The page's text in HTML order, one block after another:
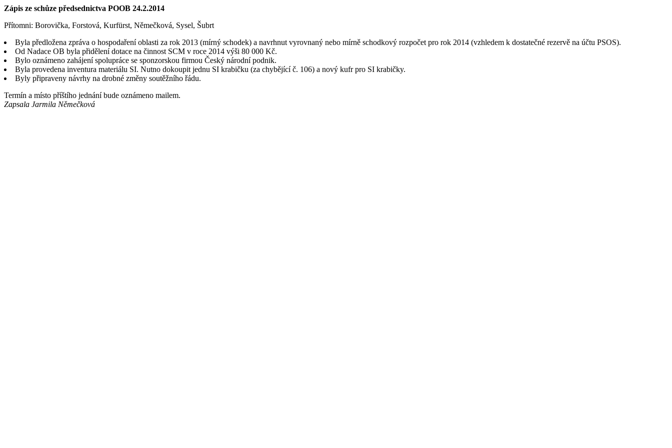
Zápis ze schůze předsednictva POOB 24.2.2014
Přítomni: Borovička, Forstová, Kurfürst, Němečková, Sysel, Šubrt
Byla předložena zpráva o hospodaření oblasti za rok 2013 (mírný schodek) a navrhnut vyrovnaný nebo mírně schodkový rozpočet pro rok 2014 (vzhledem k dostatečné rezervě na účtu PSOS).
Od Nadace OB byla přidělení dotace na činnost SCM v roce 2014 výši 80 000 Kč.
Bylo oznámeno zahájení spolupráce se sponzorskou firmou Český národní podnik.
Byla provedena inventura materiálu SI. Nutno dokoupit jednu SI krabičku (za chybějící č. 106) a nový kufr pro SI krabičky.
Byly připraveny návrhy na drobné změny soutěžního řádu.
Termín a místo příštího jednání bude oznámeno mailem.
Zapsala Jarmila Němečková